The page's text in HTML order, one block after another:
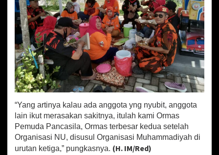
“Yang artinya kalau ada anggota yng nyubit, anggota
lain ikut merasakan sakitnya, itulah kami Ormas
Pemuda Pancasila, Ormas terbesar kedua setelah
Organisasi NU, disusul Organisasi Muhammadiyah di
urutan ketiga,” pungkasnya. (H. IM/Red)